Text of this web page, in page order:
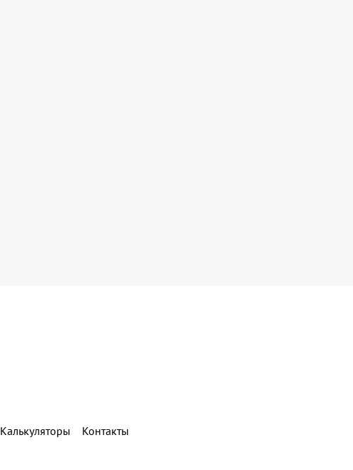
Калькуляторы Контакты